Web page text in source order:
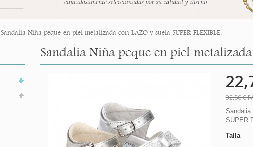
Sandalia Niña peque en piel metalizada con LAZO y suela SUPER FLEXIBLE.
Sandalia Niña peque en piel metalizada
32,50 €
SUPER
Talla